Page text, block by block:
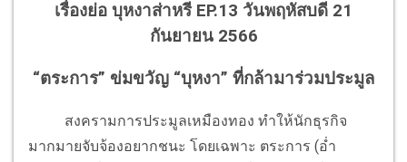
เรื่องย่อ บุหงาส่าหรี EP.13 วันพฤหัสบดี 21
กันยายน 2566
“ตระการ” ข่มขวัญ “บุหงา” ที่กล้ามาร่วมประมูล
สงครามการประมูลเหมืองทอง ทำให้นักธุรกิจ
มากมายจับจ้องอยากชนะ โดยเฉพาะ ตระการ (อ่ำ